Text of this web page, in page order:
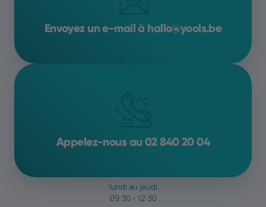
Envoyez un e-mail à hallo@yools.be
Appelez-nous au 02 840 20 04
lundi au jeudi
09:30 - 12:30